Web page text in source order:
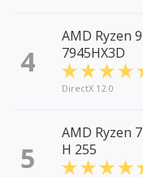
4
AMD Ryzen 9
7945HX3D
DirectX 12.0
5
AMD Ryzen 7
H 255